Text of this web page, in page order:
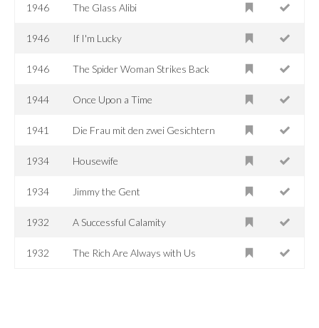
1946 The Glass Alibi
1946 If I'm Lucky
1946 The Spider Woman Strikes Back
1944 Once Upon a Time
1941 Die Frau mit den zwei Gesichtern
1934 Housewife
1934 Jimmy the Gent
1932 A Successful Calamity
1932 The Rich Are Always with Us